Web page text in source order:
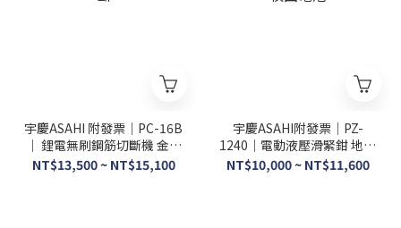
宇慶ASAHI 附發票｜PC-16B
｜ 鋰電無刷鋼筋切斷機 金屬
切斷機 鋼筋切斷 鋼筋剪斷
NT$13,500 ~ NT$15,100
宇慶ASAHI附發票｜PZ-
1240｜電動液壓滑緊鉗 地暖
管滑緊鉗 PEX管壓管鉗 通用
NT$10,000 ~ NT$11,600